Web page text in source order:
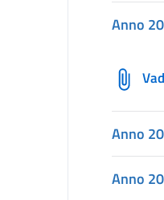
Anno
Anno
Anno